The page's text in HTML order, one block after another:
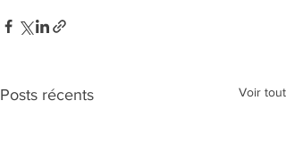
Posts récents Voir tout